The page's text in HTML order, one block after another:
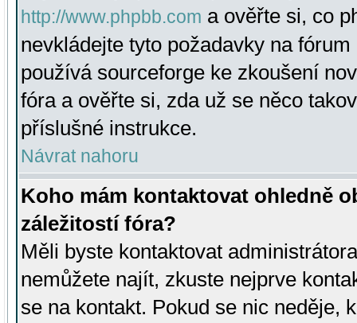
http://www.phpbb.com a ověřte si, co
nevkládejte tyto požadavky na
používá sourceforge ke zkoušení
fóra a ověřte si, zda už se něco
příslušné instrukce.
Návrat nahoru
Koho mám kontaktovat ohledně
záležitostí fóra?
Měli byste kontaktovat
nemůžete najít, zkuste nejprve
se na kontakt. Pokud se nic neděje,